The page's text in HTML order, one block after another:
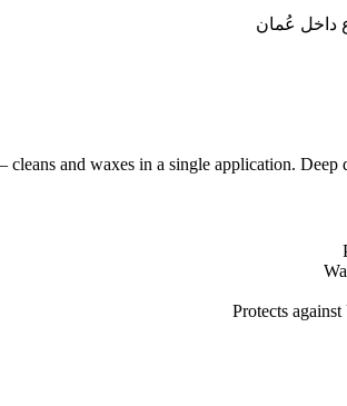
and waxes in a single application. Deep
Protects